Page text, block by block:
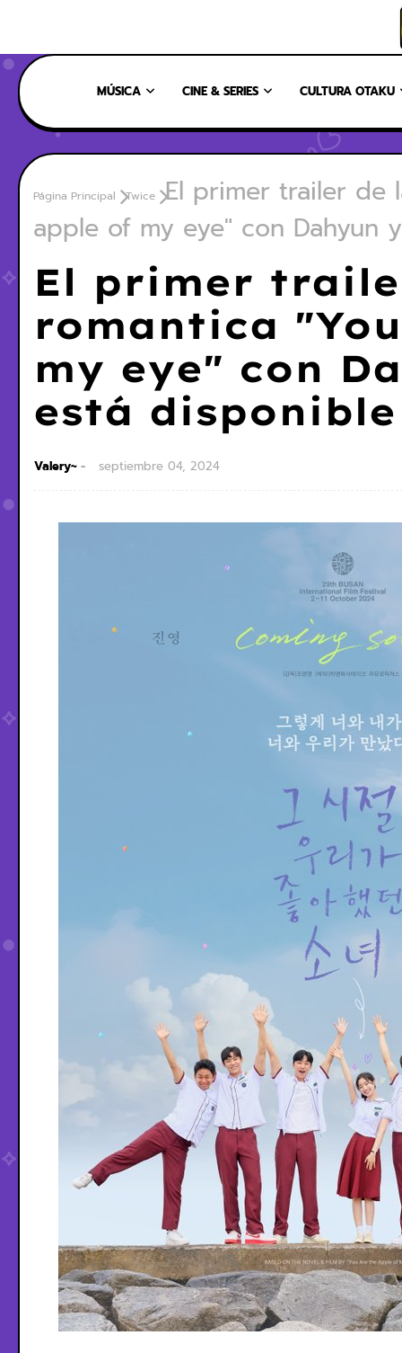
MÚSICA CINE & SERIES CULTURA OTAKU
Página Principal Twice
El primer trailer de
apple of my eye" con Dahyun
El primer
romantica
my eye" con
está disponible
Valery~ septiembre 04, 2024